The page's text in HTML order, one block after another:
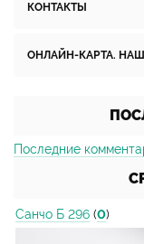
КОНТАКТЫ
ОНЛАЙН-КАРТА.
Последние
Санчо Б 296 (0)